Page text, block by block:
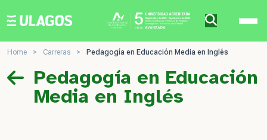
Ulagos Template
Home > Carreras > Pedagogía en Educación Media en Inglés
Pedagogía en Educación
Media en Inglés